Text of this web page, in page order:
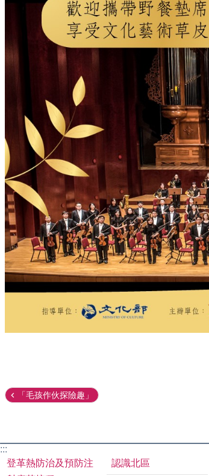
「毛孩作伙探險趣」
:::
登革熱防治及預防注
認識北區